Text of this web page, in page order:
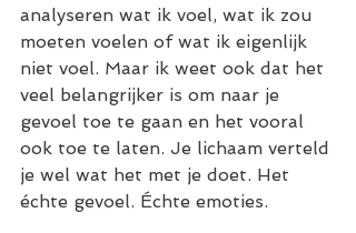
analyseren wat ik voel, wat ik zou
moeten voelen of wat ik eigenlijk
niet voel. Maar ik weet ook dat het
veel belangrijker is om naar je
gevoel toe te gaan en het vooral
ook toe te laten. Je lichaam verteld
je wel wat het met je doet. Het
échte gevoel. Échte emoties.